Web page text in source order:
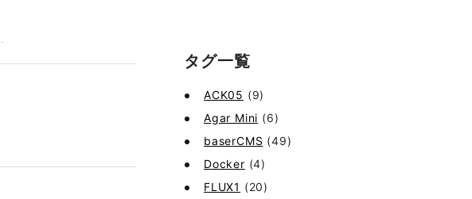
タグ一覧
ACK05 (9)
Agar Mini (6)
baserCMS (49)
Docker (4)
FLUX1 (20)